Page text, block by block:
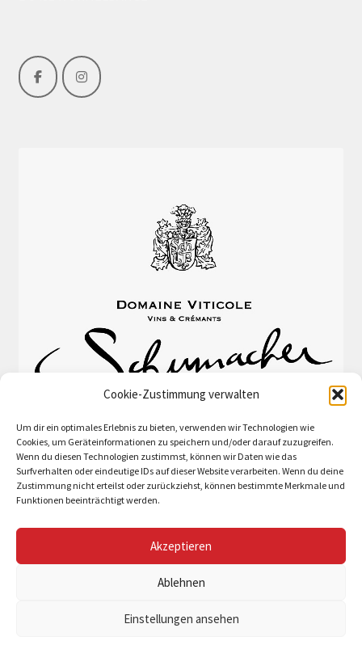
Cookie-Zustimmung verwalten
Um dir ein optimales Erlebnis zu bieten, verwenden wir Technologien wie
Cookies, um Geräteinformationen zu speichern und/oder darauf zuzugreifen.
Wenn du diesen Technologien zustimmst, können wir Daten wie das
Surfverhalten oder eindeutige IDs auf dieser Website verarbeiten. Wenn du deine
Zustimmung nicht erteilst oder zurückziehst, können bestimmte Merkmale und
Funktionen beeinträchtigt werden.
Akzeptieren
Ablehnen
Einstellungen ansehen
© Schumacher-Lethal et fils 2026
Erstellt mit WooCommerce.